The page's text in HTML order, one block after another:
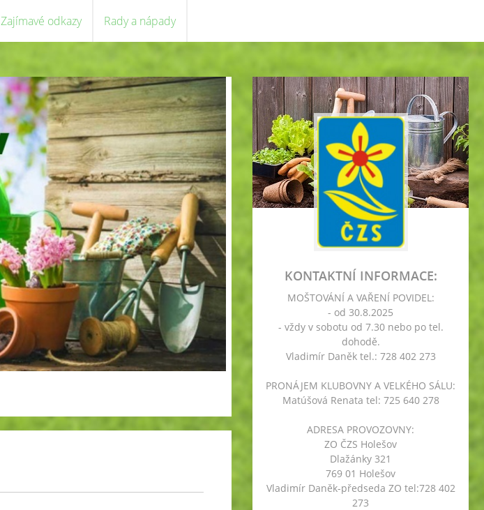
Zajímavé odkazy Rady a nápady
KONTAKTNÍ INFORMACE:
MOŠTOVÁNÍ A VAŘENÍ POVIDEL:
- od 30.8.2025
- vždy v sobotu od 7.30 nebo po tel.
dohodě.
Vladimír Daněk tel.: 728 402 273
PRONÁJEM KLUBOVNY A VELKÉHO SÁLU:
Matúšová Renata tel: 725 640 278
ADRESA PROVOZOVNY:
ZO ČZS Holešov
Dlažánky 321
769 01 Holešov
Vladimír Daněk-předseda ZO tel:728 402
273